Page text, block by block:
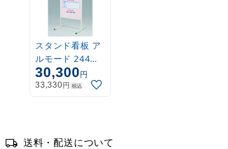
スタンド看板 ア
ルモード 244
W600×H1200
30,300円
33,330円 税込
送料・配送について